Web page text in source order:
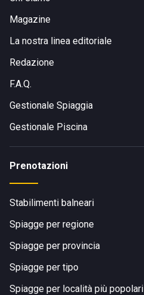
Magazine
La nostra linea editoriale
Redazione
F.A.Q.
Gestionale Spiaggia
Gestionale Piscina
Prenotazioni
Stabilimenti balneari
Spiagge per regione
Spiagge per provincia
Spiagge per tipo
Spiagge per località più popolari